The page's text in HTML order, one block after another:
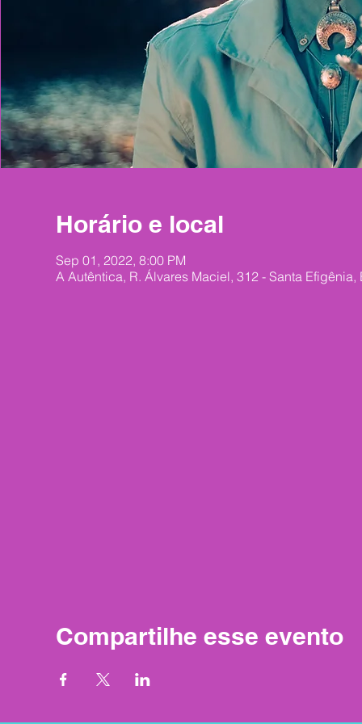
Horário e local
Sep 01, 2022, 8:00 PM
A Autêntica, R. Álvares Maciel, 312 - Santa Efigênia,
Compartilhe esse evento